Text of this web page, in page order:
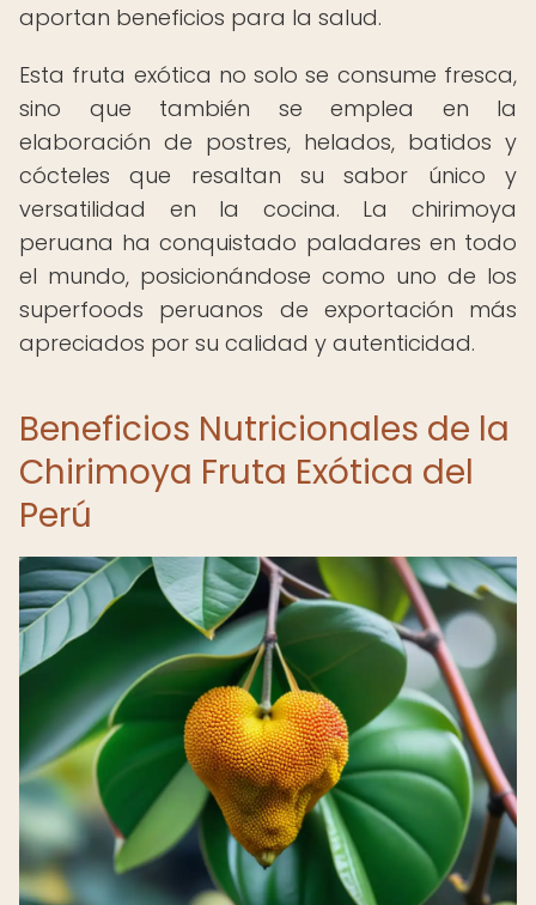
aportan beneficios para la salud.
Esta fruta exótica no solo se consume fresca,
sino que también se emplea en la
elaboración de postres, helados, batidos y
cócteles que resaltan su sabor único y
versatilidad en la cocina. La chirimoya
peruana ha conquistado paladares en todo
el mundo, posicionándose como uno de los
superfoods peruanos de exportación más
apreciados por su calidad y autenticidad.
Beneficios Nutricionales de la
Chirimoya Fruta Exótica del
Perú